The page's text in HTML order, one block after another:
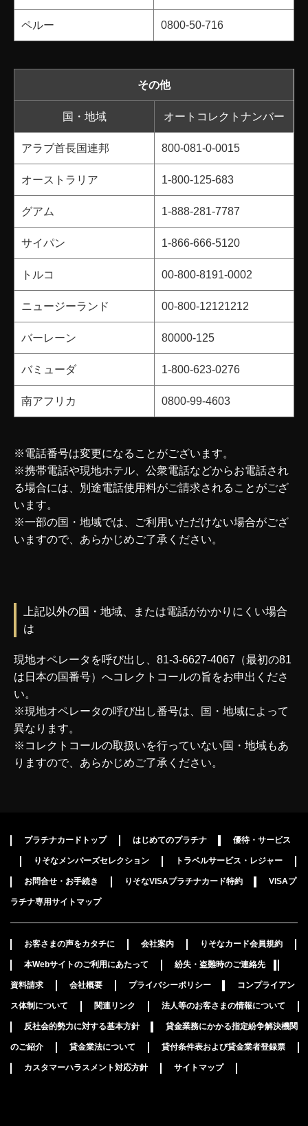
ペルー 0800-50-716
その他
国・地域 オートコレクトナンバー
アラブ首長国連邦 800-081-0-0015
オーストラリア 1-800-125-683
グアム 1-888-281-7787
サイパン 1-866-666-5120
トルコ 00-800-8191-0002
ニュージーランド 00-800-12121212
バーレーン 80000-125
バミューダ 1-800-623-0276
南アフリカ 0800-99-4603
※電話番号は変更になることがございます。
※携帯電話や現地ホテル、公衆電話などからお電話され
る場合には、別途電話使用料がご請求されることがござ
います。
※一部の国・地域では、ご利用いただけない場合がござ
いますので、あらかじめご了承ください。
上記以外の国・地域、または電話がかかりにくい場合
は
現地オペレータを呼び出し、81-3-6627-4067（最初の81
は日本の国番号）へコレクトコールの旨をお申出くださ
い。
※現地オペレータの呼び出し番号は、国・地域によって
異なります。
※コレクトコールの取扱いを行っていない国・地域もあ
りますので、あらかじめご了承ください。
プラチナカードトップ はじめてのプラチナ 優待・サービス
りそなメンバーズセレクション トラベルサービス・レジャー
お問合せ・お手続き りそなVISAプラチナカード特約 VISAプ
ラチナ専用サイトマップ
お客さまの声をカタチに 会社案内 りそなカード会員規約
本Webサイトのご利用にあたって 紛失・盗難時のご連絡先
資料請求 会社概要 プライバシーポリシー コンプライアン
ス体制について 関連リンク 法人等のお客さまの情報について
反社会的勢力に対する基本方針 貸金業務にかかる指定紛争解決機関
のご紹介 貸金業法について 貸付条件表および貸金業者登録票
カスタマーハラスメント対応方針 サイトマップ